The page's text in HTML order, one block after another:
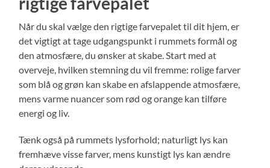
Når du skal vælge den rigtige farvepalet til dit hjem, er
det vigtigt at tage udgangspunkt i rummets formål og
den atmosfære, du ønsker at skabe. Start med at
overveje, hvilken stemning du vil fremme: rolige farver
som blå og grøn kan skabe en afslappende atmosfære,
mens varme nuancer som rød og orange kan tilføre
energi og liv.
Tænk også på rummets lysforhold; naturligt lys kan
fremhæve visse farver, mens kunstigt lys kan ændre